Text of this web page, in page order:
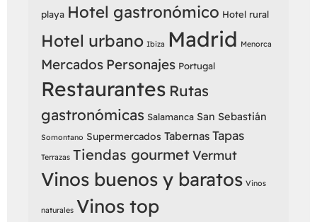
playa Hotel gastronómico Hotel rural
Hotel urbano Ibiza Madrid Menorca
Mercados Personajes Portugal
Restaurantes Rutas
gastronómicas Salamanca San Sebastián
Somontano Supermercados Tabernas Tapas
Terrazas Tiendas gourmetVermut
Vinos buenos y baratos Vinos
naturales Vinos top